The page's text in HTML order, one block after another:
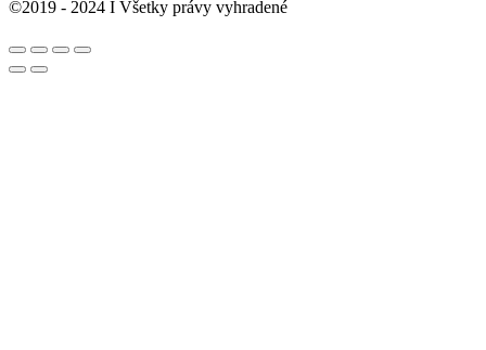
©2019 - 2024 I Všetky právy vyhradené